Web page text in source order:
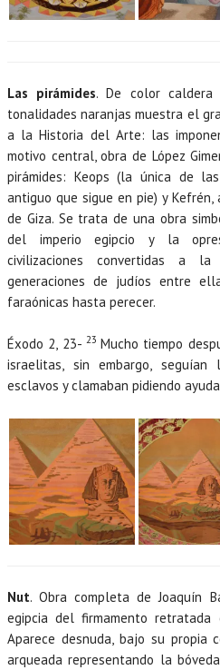
Las pirámides. De color caldera
tonalidades naranjas muestra el
a la Historia del Arte: las
motivo central, obra de López
pirámides: Keops (la única de
antiguo que sigue en pie) y
de Giza. Se trata de una obra
del imperio egipcio y la
civilizaciones convertidas a la
generaciones de judíos entre
faraónicas hasta perecer.
Éxodo 2, 23- 23 Mucho tiempo
israelitas, sin embargo, seguían
esclavos y clamaban pidiendo
Nut. Obra completa de Joaquín
egipcia del firmamento
Aparece desnuda, bajo su propia
arqueada representando la